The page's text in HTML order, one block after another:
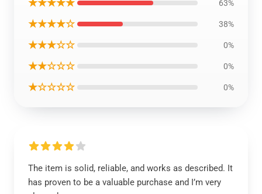
★★★★★ 63%
★★★★☆ 38%
★★★☆☆ 0%
★★☆☆☆ 0%
★☆☆☆☆ 0%
The item is solid, reliable, and works as described. It
has proven to be a valuable purchase and I’m very